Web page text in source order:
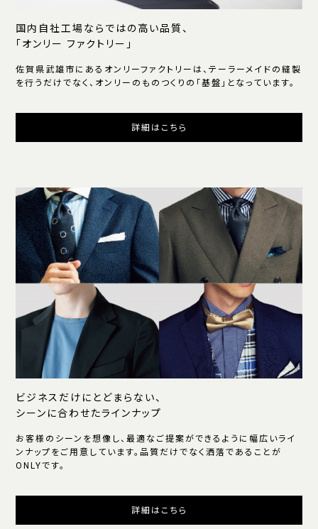
国内自社工場ならではの高い品質、
「オンリー ファクトリー」
佐賀県武雄市にあるオンリーファクトリーは、テーラーメイドの縫製
を行うだけでなく、オンリーのものつくりの「基盤」となっています。
詳細はこちら
ビジネスだけにとどまらない、
シーンに合わせたラインナップ
お客様のシーンを想像し、最適なご提案ができるように幅広いライ
ンナップをご用意しています。品質だけでなく洒落であることが
ONLYです。
詳細はこちら